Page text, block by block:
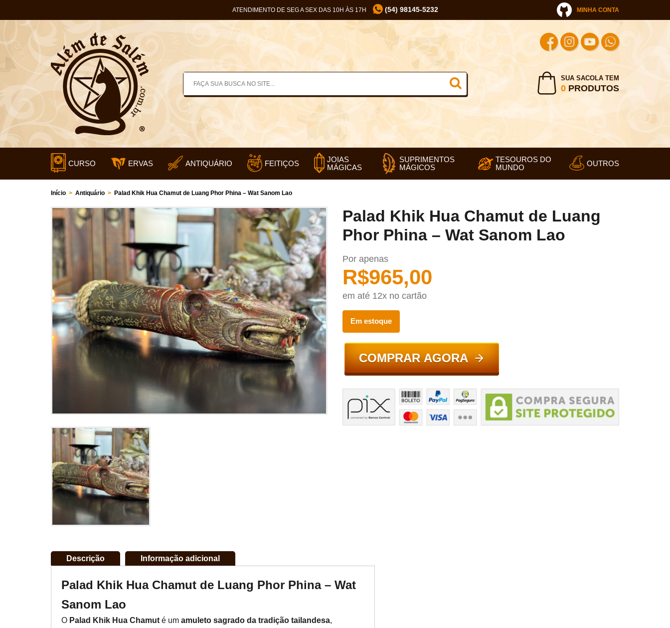
ATENDIMENTO DE SEG A SEX DAS 10H ÀS 17H (54) 98145-5232 MINHA CONTA
SUA SACOLA TEM
0PRODUTOS
CURSO ERVAS ANTIQUÁRIO FEITIÇOS
JOIAS
MÁGICAS
SUPRIMENTOS
MÁGICOS
TESOUROS DO
MUNDO
OUTROS
Início > Antiquário > Palad Khik Hua Chamut de Luang Phor Phina – Wat Sanom Lao
Palad Khik Hua Chamut de Luang
Phor Phina – Wat Sanom Lao
Por apenas
R$965,00
em até 12x no cartão
Em estoque
COMPRAR AGORA
Descrição Informação adicional
Palad Khik Hua Chamut de Luang Phor Phina – Wat
Sanom Lao
O Palad Khik Hua Chamut é um amuleto sagrado da tradição tailandesa,